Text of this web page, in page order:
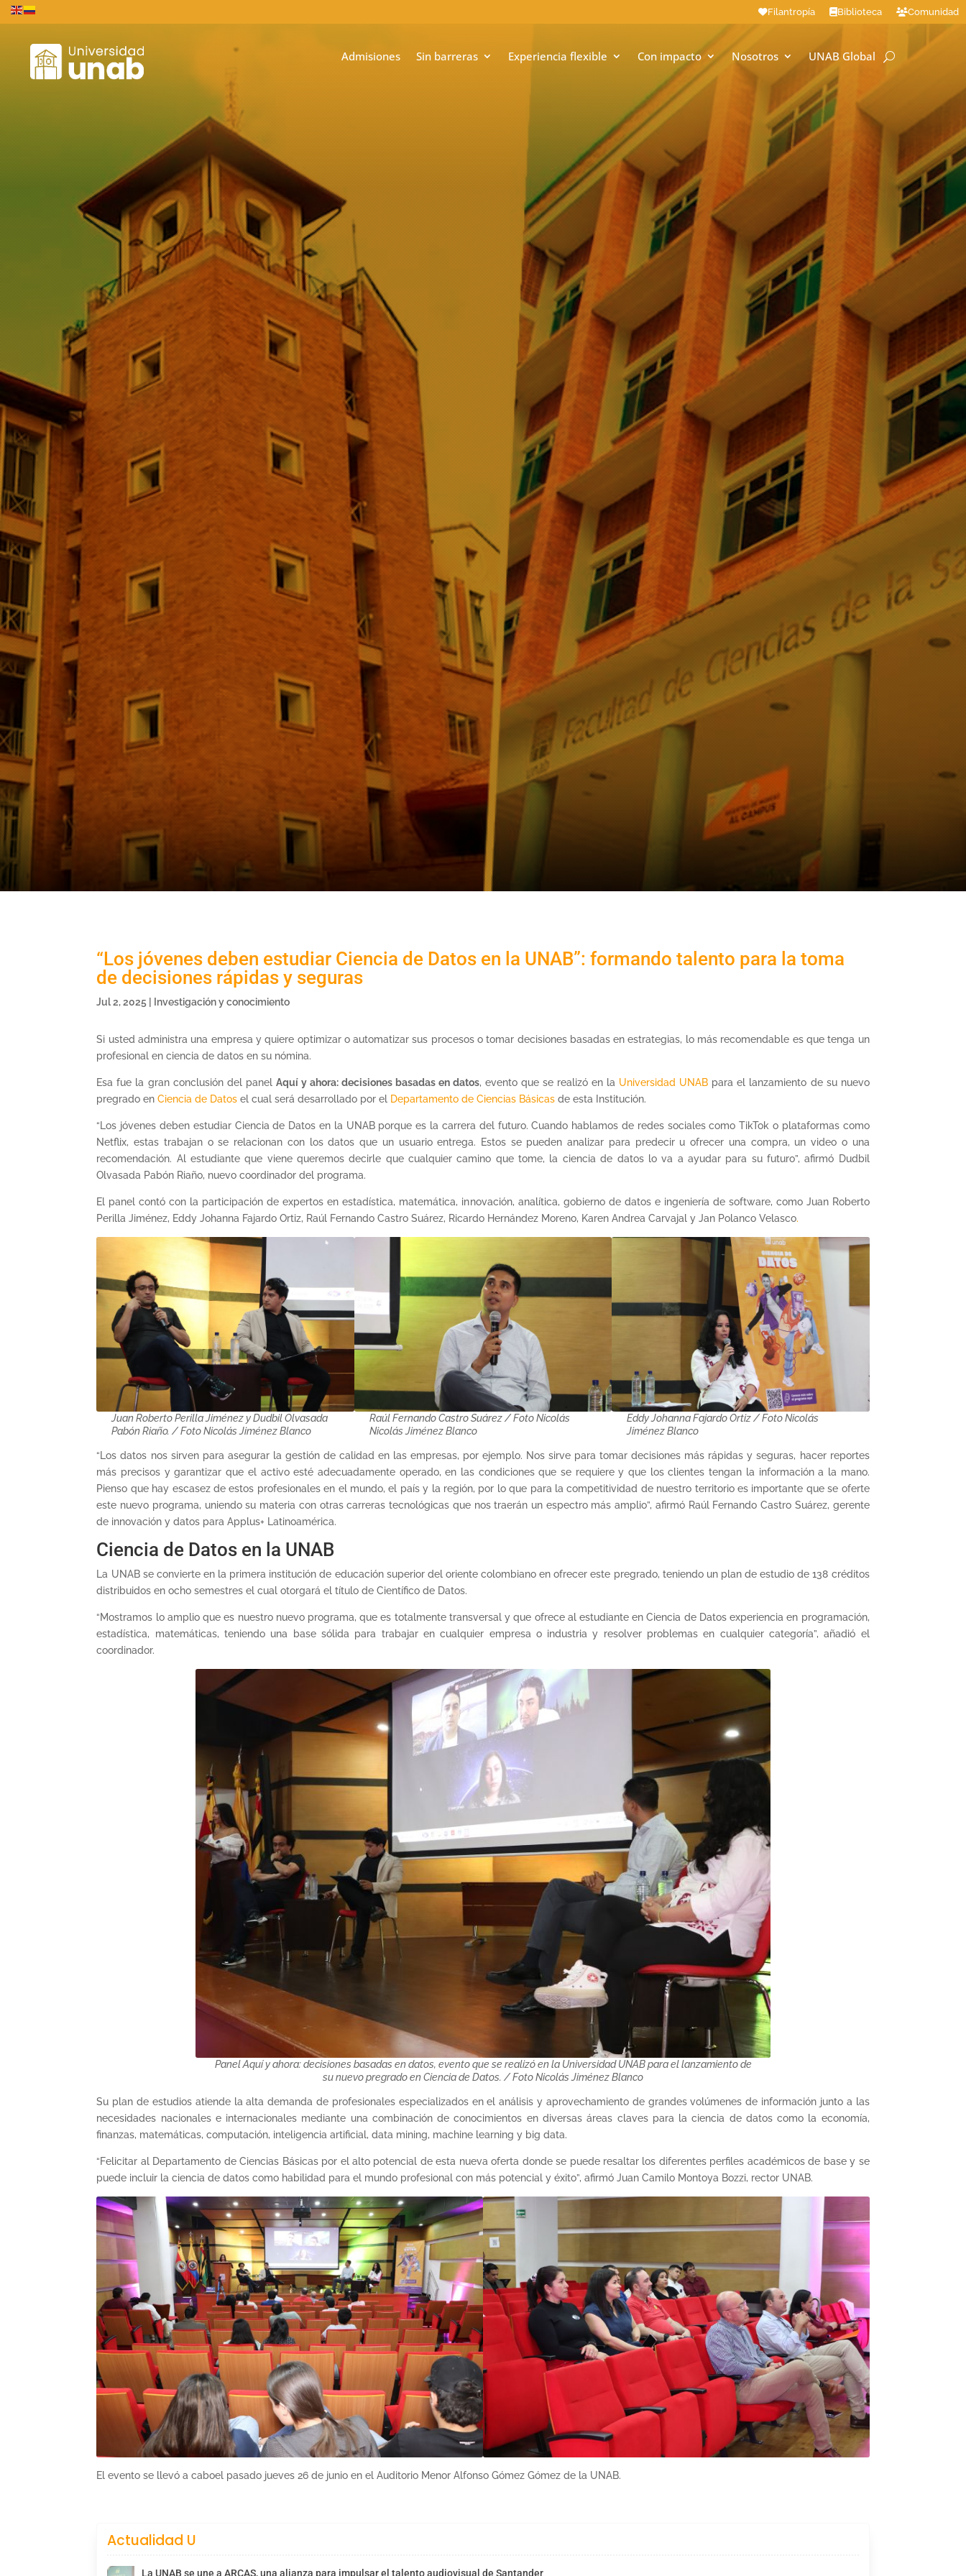
Filantropía Biblioteca Comunidad
Admisiones Sin barreras Experiencia flexible Con impacto Nosotros UNAB Global
“Los jóvenes deben estudiar Ciencia de Datos en la UNAB”: formando talento para la toma
de decisiones rápidas y seguras
Jul 2, 2025 Investigación y conocimiento
Si usted administra una empresa y quiere optimizar o automatizar sus procesos o tomar decisiones basadas en estrategias, lo más recomendable es que tenga un
profesional en ciencia de datos en su nómina.
Esa fue la gran conclusión del panel Aquí y ahora: decisiones basadas en datos, evento que se realizó en la Universidad UNAB para el lanzamiento de su nuevo
pregrado enCiencia de Datos el cual será desarrollado por el Departamento de Ciencias Básicas de esta Institución.
“Los jóvenes deben estudiar Ciencia de Datos en la UNAB porque es la carrera del futuro. Cuando hablamos de redes sociales como TikTok o plataformas como
Netflix, estas trabajan o se relacionan con los datos que un usuario entrega. Estos se pueden analizar para predecir u ofrecer una compra, un video o una
recomendación. Al estudiante que viene queremos decirle que cualquier camino que tome, la ciencia de datos lo va a ayudar para su futuro”, afirmó Dudbil
Olvasada Pabón Riaño, nuevo coordinador del programa.
El panel contó con la participación de expertos en estadística, matemática, innovación, analítica, gobierno de datos e ingeniería de software, como Juan Roberto
Perilla Jiménez, Eddy Johanna Fajardo Ortiz, Raúl Fernando Castro Suárez, Ricardo Hernández Moreno, Karen Andrea Carvajal y Jan Polanco Velasco.
Juan Roberto Perilla Jiménez y Dudbil Olvasada
Pabón Riaño. / Foto Nicolás Jiménez Blanco
Raúl Fernando Castro Suárez / Foto Nicolás
Nicolás Jiménez Blanco
Eddy Johanna Fajardo Ortiz / Foto Nicolás
Jiménez Blanco
“Los datos nos sirven para asegurar la gestión de calidad en las empresas, por ejemplo. Nos sirve para tomar decisiones más rápidas y seguras, hacer reportes
más precisos y garantizar que el activo esté adecuadamente operado, en las condiciones que se requiere y que los clientes tengan la información a la mano.
Pienso que hay escasez de estos profesionales en el mundo, el país y la región, por lo que para la competitividad de nuestro territorio es importante que se oferte
este nuevo programa, uniendo su materia con otras carreras tecnológicas que nos traerán un espectro más amplio”, afirmó Raúl Fernando Castro Suárez, gerente
de innovación y datos para Applus+ Latinoamérica.
Ciencia de Datos en la UNAB
La UNAB se convierte en la primera institución de educación superior del oriente colombiano en ofrecer este pregrado, teniendo un plan de estudio de 138 créditos
distribuidos en ocho semestres el cual otorgará el título de Científico de Datos.
“Mostramos lo amplio que es nuestro nuevo programa, que es totalmente transversal y que ofrece al estudiante en Ciencia de Datos experiencia en programación,
estadística, matemáticas, teniendo una base sólida para trabajar en cualquier empresa o industria y resolver problemas en cualquier categoría”, añadió el
coordinador.
Panel Aquí y ahora: decisiones basadas en datos, evento que se realizó en la Universidad UNAB para el lanzamiento de
su nuevo pregrado en Ciencia de Datos. / Foto Nicolás Jiménez Blanco
Su plan de estudios atiende la alta demanda de profesionales especializados en el análisis y aprovechamiento de grandes volúmenes de información junto a las
necesidades nacionales e internacionales mediante una combinación de conocimientos en diversas áreas claves para la ciencia de datos como la economía,
finanzas, matemáticas, computación, inteligencia artificial, data mining, machine learning y big data.
“Felicitar al Departamento de Ciencias Básicas por el alto potencial de esta nueva oferta donde se puede resaltar los diferentes perfiles académicos de base y se
puede incluir la ciencia de datos como habilidad para el mundo profesional con más potencial y éxito”, afirmó Juan Camilo Montoya Bozzi, rector UNAB.
El evento se llevó a caboel pasado jueves 26 de junio en el Auditorio Menor Alfonso Gómez Gómez de la UNAB.
Actualidad U
La UNAB se une a ARCAS, una alianza para impulsar el talento audiovisual de Santander